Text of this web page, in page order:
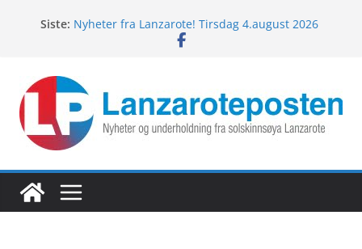
Siste: Nyheter fra Lanzarote! Tirsdag 4.august 2026
Lanzarotes enestående fugleliv
Nyheter fra Lanzarote! Onsdag 5.august 2026